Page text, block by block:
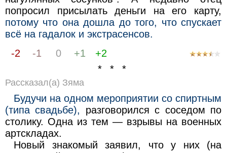
попросил присылать деньги на его карту,
потому что она дошла до того, что спускает
всё на гадалок и экстрасенсов.
-2
-1 0 +1
+2
* * *
Рассказал(а) Зяма
Будучи на одном мероприятии со спиртным
(типа свадьбе),
разговорился с соседом по
столику. Одна из тем — взрывы на военных
артскладах.
Новый знакомый заявил, что у них (на